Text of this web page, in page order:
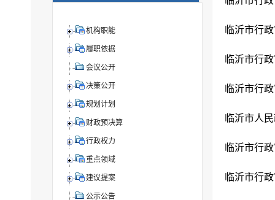
机构职能
履职依据
会议公开
决策公开
规划计划
财政预决算
行政权力
重点领域
建议提案
公示公告